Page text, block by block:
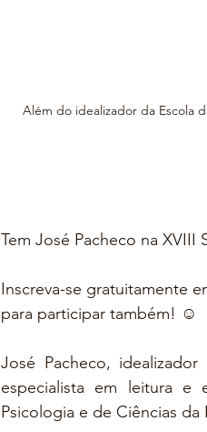
Além do idealizador da Escola
Tem José Pacheco na XVIII
Inscreva-se gratuitamente
para participar também! ☺
José Pacheco,
especialista em leitura e
Psicologia e de Ciências